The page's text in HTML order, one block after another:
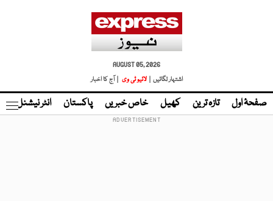
AUGUST 05, 2026
اشتہار لگائیں |
لائیو ٹی وی | آج کا اخبار
صفحۂ اول تازہ ترین کھیل خاص خبریں پاکستان انٹر نیشنل